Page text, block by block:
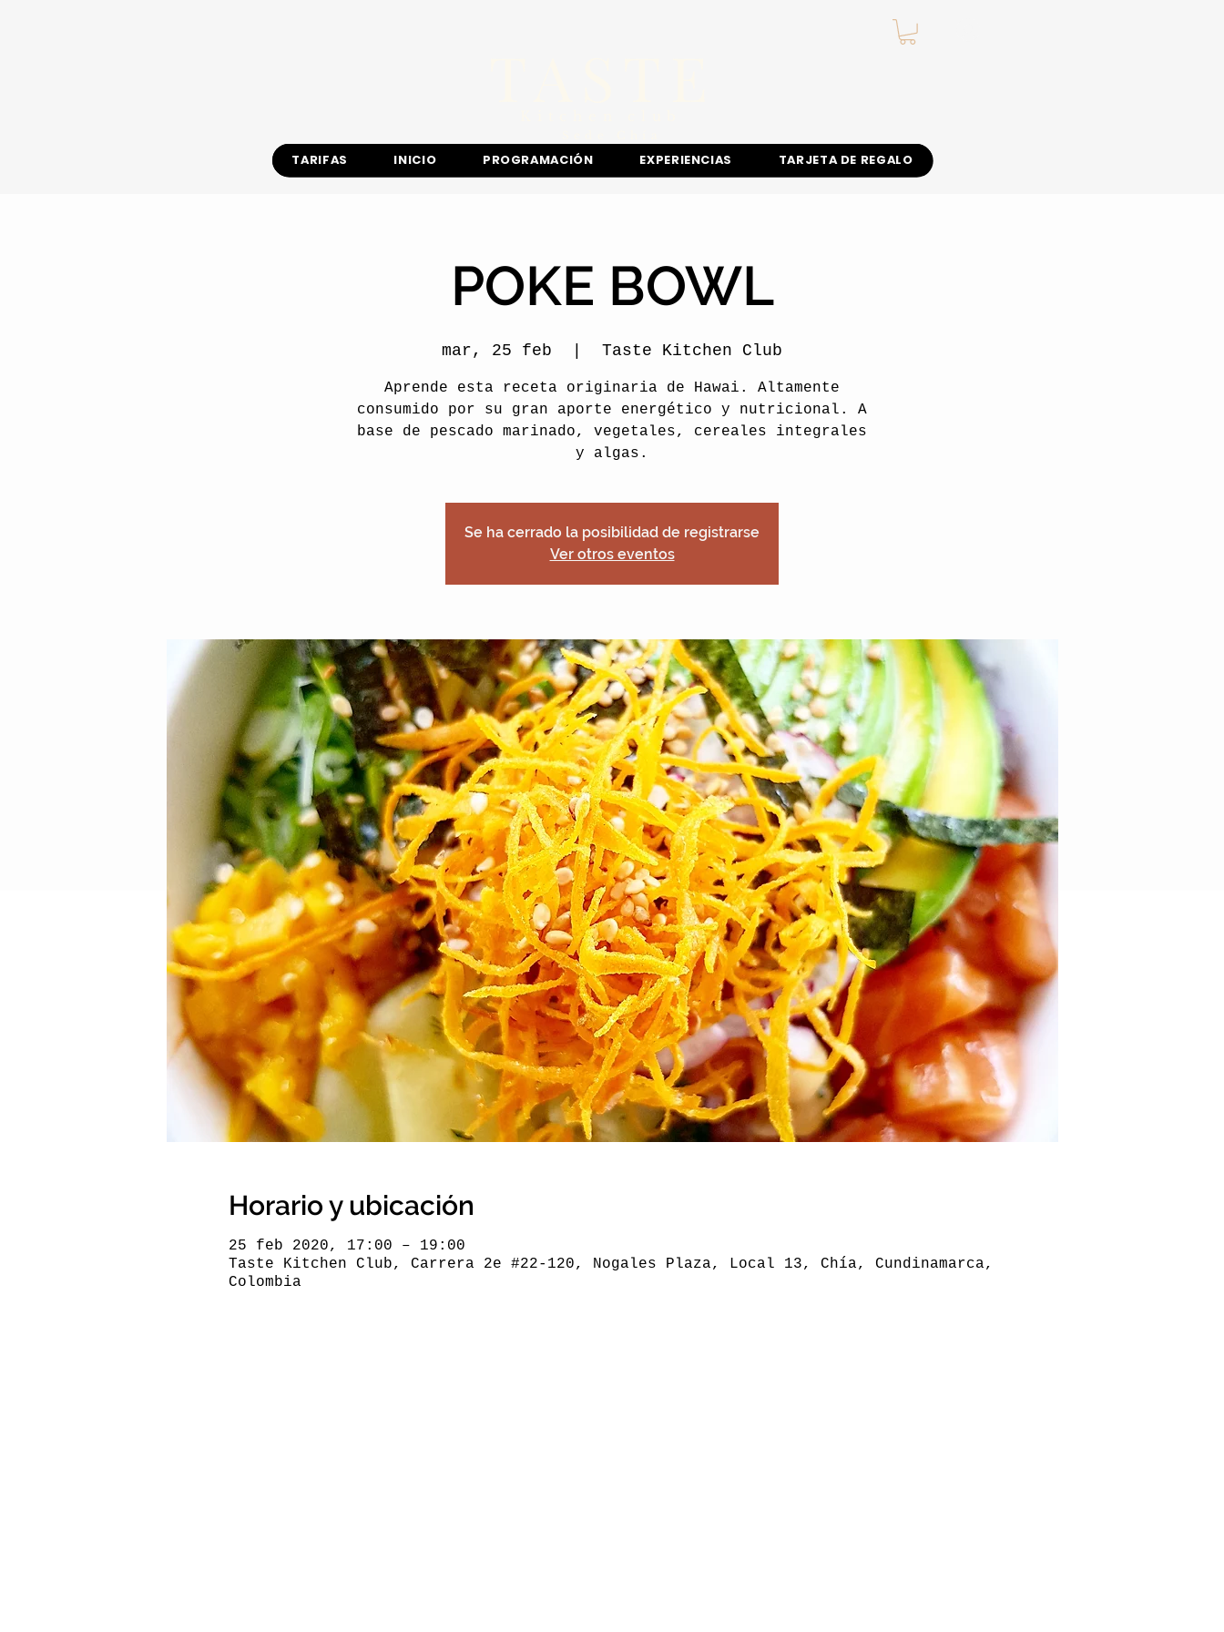
TARIFAS INICIO PROGRAMACIÓN EXPERIENCIAS TARJETA DE REGALO
POKE BOWL
mar, 25 feb Taste Kitchen Club
Aprende esta receta originaria de Hawai. Altamente
consumido por su gran aporte energético y nutricional. A
base de pescado marinado, vegetales, cereales integrales
y algas.
Se ha cerrado la posibilidad de registrarse
Ver otros eventos
Horario y ubicación
25 feb 2020, 17:00 – 19:00
Taste Kitchen Club, Carrera 2e #22-120, Nogales Plaza, Local 13, Chía, Cundinamarca,
Colombia